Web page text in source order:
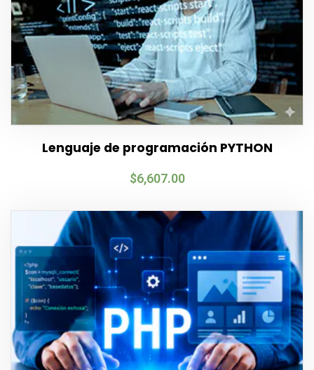
Lenguaje de programación PYTHON
$6,607.00